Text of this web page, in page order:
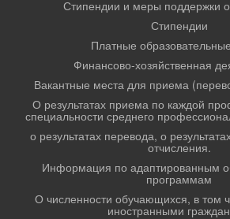
Стипендии и меры поддержки
Стипендии
Платные
Финансово-хозяйственная
Вакантные места для приема
О результатах приема по каждой
специальности среднего
о результатах перевода, о
отчисления.
Информация по адаптированным
программам
О численности обучающихся, в том
иностранными